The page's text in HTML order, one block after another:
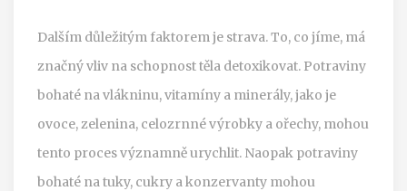
Dalším důležitým faktorem je strava. To, co jíme, má
značný vliv na schopnost těla detoxikovat. Potraviny
bohaté na vlákninu, vitamíny a minerály, jako je
ovoce, zelenina, celozrnné výrobky a ořechy, mohou
tento proces významně urychlit. Naopak potraviny
bohaté na tuky, cukry a konzervanty mohou